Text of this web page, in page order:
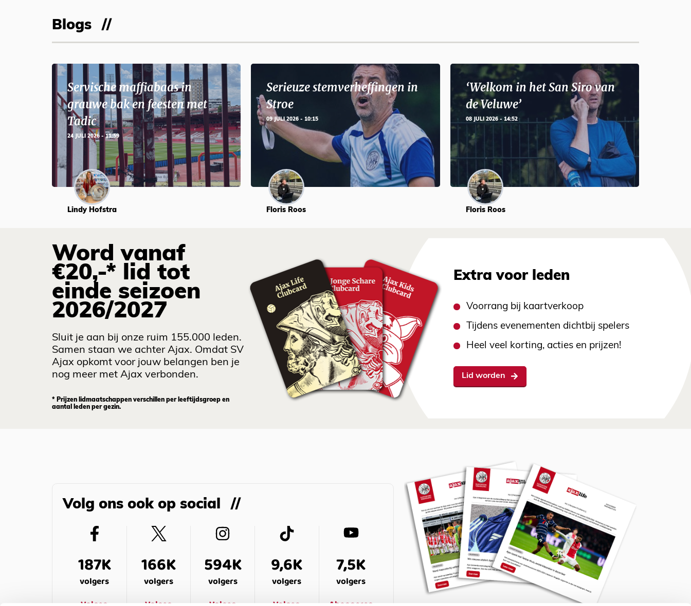
Blogs
Servische maffiabaas in
grauwe bak en feesten met
Tadic
24 JULI 2026 - 11:59
Lindy Hofstra
Serieuze stemverheffingen in
Stroe
09 JULI 2026 - 10:15
Floris Roos
‘Welkom in het San Siro van
de Veluwe’
08 JULI 2026 - 14:52
Floris Roos
Word vanaf
€20,-* lid tot
einde seizoen
2026/2027
Sluit je aan bij onze ruim 155.000 leden.
Samen staan we achter Ajax. Omdat SV
Ajax opkomt voor jouw belangen ben je
nog meer met Ajax verbonden.
* Prijzen lidmaatschappen verschillen per leeftijdsgroep en
aantal leden per gezin.
Extra voor leden
Voorrang bij kaartverkoop
Tijdens evenementen dichtbij spelers
Heel veel korting, acties en prijzen!
Lid worden
Volg ons ook op social
187K
volgers
166K
volgers
594K
volgers
9,6K
volgers
7,5K
volgers